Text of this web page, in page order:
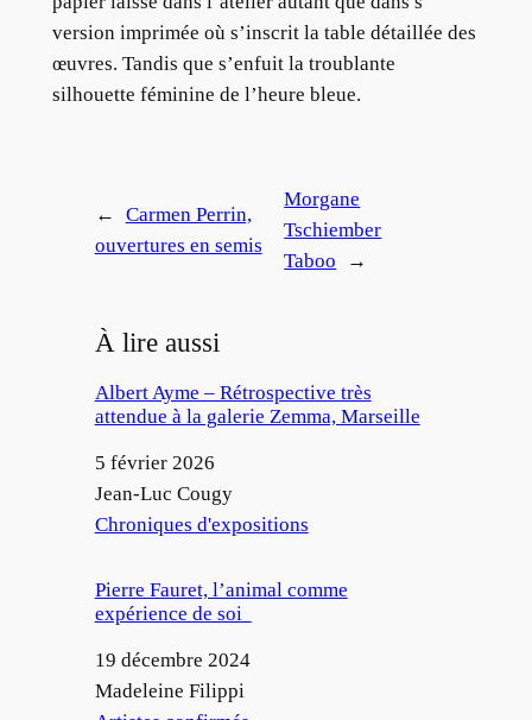
version imprimée où s’inscrit la table détaillée des
œuvres. Tandis que s’enfuit la troublante
silhouette féminine de l’heure bleue.
←
Carmen Perrin,
ouvertures en semis
Morgane
Tschiember
Taboo
→
À lire aussi
Albert Ayme – Rétrospective très
attendue à la galerie Zemma, Marseille
Date
5 février 2026
Auteur
Jean-Luc Cougy
Par rapport à
Chroniques d'expositions
Pierre Fauret, l’animal comme
expérience de soi
Date
19 décembre 2024
Auteur
Madeleine Filippi